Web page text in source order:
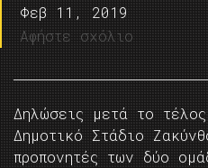
Φεβ 11, 2019
Αφήστε σχόλιο
Δηλώσεις μετά το
Δημοτικό Στάδιο
προπονητές των δύο